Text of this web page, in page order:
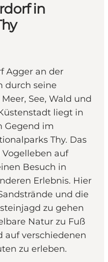
in
Agger an der
durch seine
See, Wald und
liegt in
Gegend im
Thy. Das
auf
Besuch in
Erlebnis. Hier
und die
zu gehen
Natur zu Fuß
auf verschiedenen
zu erleben.